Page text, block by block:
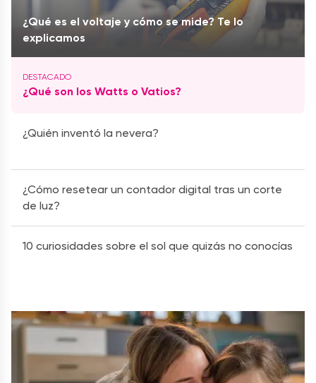
¿Qué es el voltaje y cómo se mide? Te lo
explicamos
¿Qué son los Watts o Vatios?
¿Quién inventó la nevera?
¿Cómo resetear un contador digital tras un corte
de luz?
10 curiosidades sobre el sol que quizás no conocías